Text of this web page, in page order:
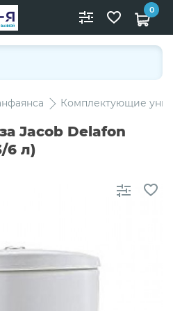
0
Комплектующие
Jacob Delafon
6 л)